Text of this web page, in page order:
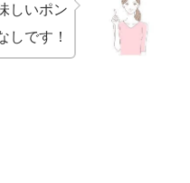
しいポン
しです！